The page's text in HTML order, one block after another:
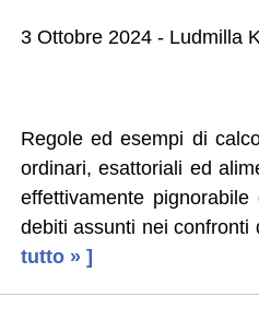
3 Ottobre 2024 - Ludmilla
Regole ed esempi di
ordinari, esattoriali ed
effettivamente
debiti assunti nei confronti
tutto » ]